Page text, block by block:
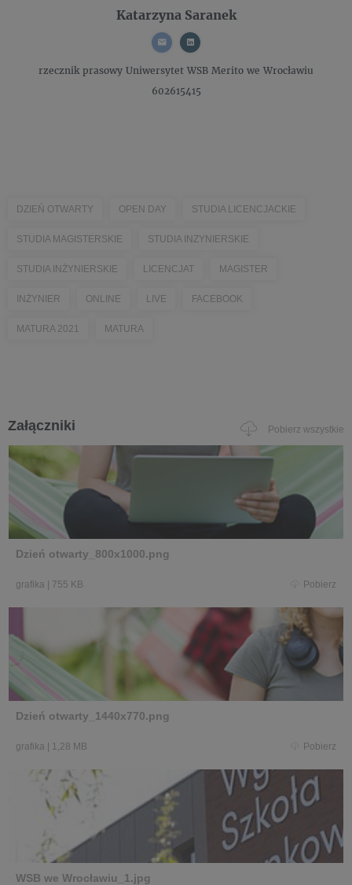
Katarzyna Saranek
rzecznik prasowy Uniwersytet WSB Merito we Wrocławiu
602615415
DZIEŃ OTWARTY OPEN DAY STUDIA LICENCJACKIE
STUDIA MAGISTERSKIE STUDIA INZYNIERSKIE
STUDIA INŻYNIERSKIE LICENCJAT MAGISTER
INŻYNIER ONLINE LIVE FACEBOOK
MATURA 2021 MATURA
Załączniki Pobierz wszystkie
Dzień otwarty_800x1000.png
grafika 755 KB Pobierz
Dzień otwarty_1440x770.png
grafika 1,28 MB Pobierz
WSB we Wrocławiu_1.jpg